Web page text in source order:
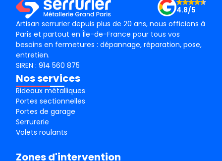
Artisan serrurier depuis plus de 20 ans, nous officions à
Paris et partout en Île-de-France pour tous vos
besoins en fermetures : dépannage, réparation, pose,
entretien.
4.8/5
SIREN : 914 560 875
Nos services
Rideaux métalliques
Portes sectionnelles
Portes de garage
Serrurerie
Volets roulants
Zones d'intervention